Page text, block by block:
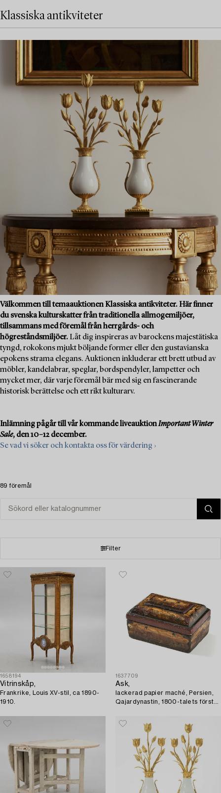
Klassiska antikviteter
Välkommen till temaauktionen Klassiska antikviteter. Här finner
du svenska kulturskatter från traditionella allmogemiljöer,
tillsammans med föremål från herrgårds- och
högreståndsmiljöer. Låt dig inspireras av barockens majestätiska
tyngd, rokokons mjukt böljande former eller den gustavianska
epokens strama elegans. Auktionen inkluderar ett brett utbud av
möbler, kandelabrar, speglar, bordspendyler, lampetter och
mycket mer, där varje föremål bär med sig en fascinerande
historisk berättelse och ett rikt kulturarv.
Inlämning pågår till vår kommande liveauktionImportant Winter
Sale, den 10–12 december.
Se vad vi söker och kontakta oss för värdering ›
89 föremål
Filter
1658194
Vitrinskåp,
Frankrike, Louis XV-stil, ca 1890-
1910.
1637709
Ask,
lackerad papier maché, Persien,
Qajardynastin, 1800-talets första